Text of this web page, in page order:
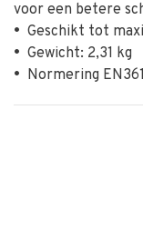
voor een betere
• Geschikt tot
• Gewicht: 2,31 kg
• Normering